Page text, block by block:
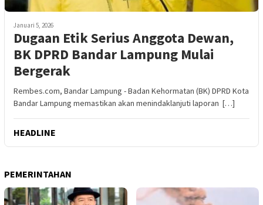
Januari 5, 2026
Dugaan Etik Serius Anggota Dewan,
BK DPRD Bandar Lampung Mulai
Bergerak
Rembes.com, Bandar Lampung - Badan Kehormatan (BK) DPRD Kota
Bandar Lampung memastikan akan menindaklanjuti laporan […]
HEADLINE
PEMERINTAHAN